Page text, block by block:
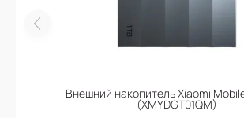
Внешний накопитель Xiaomi Mobile
(XMYDGT01QM)